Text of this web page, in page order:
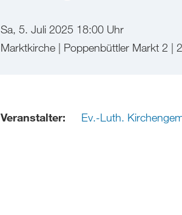
Sa, 5. Juli 2025 18:00 Uhr
Marktkirche | Poppenbüttler Markt 2 |
Veranstalter: Ev.-Luth.